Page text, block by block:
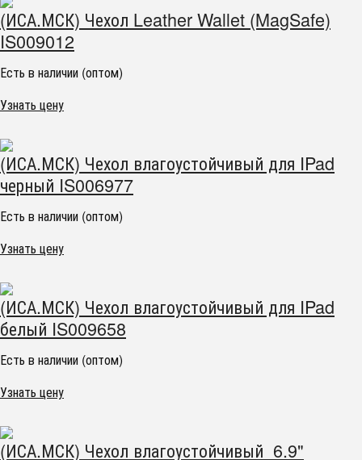
(ИСА.МСК) Чехол Leather Wallet (MagSafe)
IS009012
Есть в наличии (оптом)
Узнать цену
(ИСА.МСК) Чехол влагоустойчивый для IPad
черный IS006977
Есть в наличии (оптом)
Узнать цену
(ИСА.МСК) Чехол влагоустойчивый для IPad
белый IS009658
Есть в наличии (оптом)
Узнать цену
(ИСА.МСК) Чехол влагоустойчивый 6.9"